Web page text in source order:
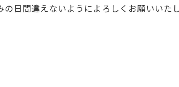
日間違えないようによろしくお願いいた